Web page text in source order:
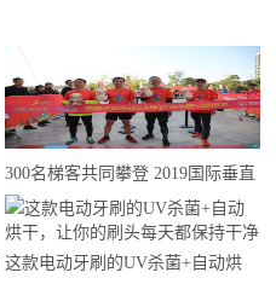
300名梯客共同攀登 2019国际垂直
马拉松超级精英赛顺德海骏达中心
站欢乐开跑
这款电动牙刷的UV杀菌+自动烘